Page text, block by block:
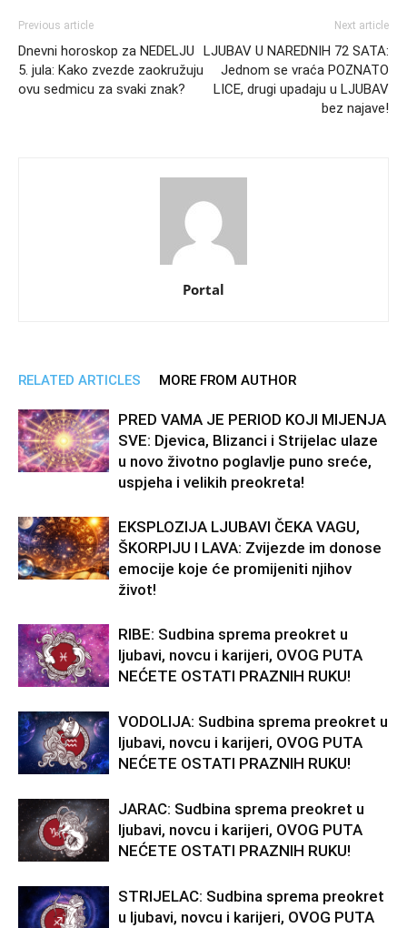
Previous article
Dnevni horoskop za NEDELJU
5. jula: Kako zvezde zaokružuju
ovu sedmicu za svaki znak?
Next article
LJUBAV U NAREDNIH 72 SATA:
Jednom se vraća POZNATO
LICE, drugi upadaju u LJUBAV
bez najave!
Portal
RELATED ARTICLES MORE FROM AUTHOR
PRED VAMA JE PERIOD KOJI MIJENJA
SVE: Djevica, Blizanci i Strijelac ulaze
u novo životno poglavlje puno sreće,
uspjeha i velikih preokreta!
EKSPLOZIJA LJUBAVI ČEKA VAGU,
ŠKORPIJU I LAVA: Zvijezde im donose
emocije koje će promijeniti njihov
život!
RIBE: Sudbina sprema preokret u
ljubavi, novcu i karijeri, OVOG PUTA
NEĆETE OSTATI PRAZNIH RUKU!
VODOLIJA: Sudbina sprema preokret u
ljubavi, novcu i karijeri, OVOG PUTA
NEĆETE OSTATI PRAZNIH RUKU!
JARAC: Sudbina sprema preokret u
ljubavi, novcu i karijeri, OVOG PUTA
NEĆETE OSTATI PRAZNIH RUKU!
STRIJELAC: Sudbina sprema preokret
u ljubavi, novcu i karijeri, OVOG PUTA